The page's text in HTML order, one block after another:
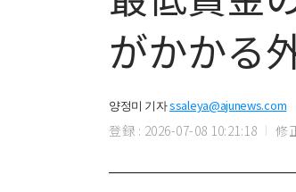
がかかる
양정미 기자ssaleya@ajunews.com
登録 : 2026-07-08 10:21:18 修